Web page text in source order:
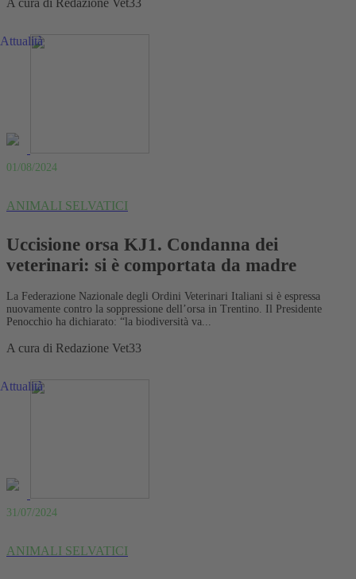
Attualità
01/08/2024
ANIMALI SELVATICI
Uccisione orsa KJ1. Condanna dei
veterinari: si è comportata da madre
La Federazione Nazionale degli Ordini Veterinari Italiani si è espressa
nuovamente contro la soppressione dell’orsa in Trentino. Il Presidente
Penocchio ha dichiarato: “la biodiversità va...
A cura di Redazione Vet33
Attualità
31/07/2024
ANIMALI SELVATICI